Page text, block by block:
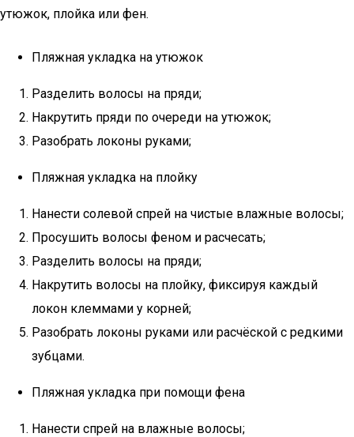
утюжок, плойка или фен.
Пляжная укладка на утюжок
Разделить волосы на пряди;
Накрутить пряди по очереди на утюжок;
Разобрать локоны руками;
Пляжная укладка на плойку
Нанести солевой спрей на чистые влажные волосы;
Просушить волосы феном и расчесать;
Разделить волосы на пряди;
Накрутить волосы на плойку, фиксируя каждый
локон клеммами у корней;
Разобрать локоны руками или расчёской с редкими
зубцами.
Пляжная укладка при помощи фена
Нанести спрей на влажные волосы;